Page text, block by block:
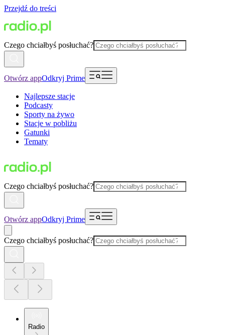
Przejdź do treści
Czego chciałbyś posłuchać?
Otwórz appOdkryj Prime
Najlepsze stacje
Podcasty
Sporty na żywo
Stacje w pobliżu
Gatunki
Tematy
Czego chciałbyś posłuchać?
Otwórz appOdkryj Prime
Czego chciałbyś posłuchać?
Radio